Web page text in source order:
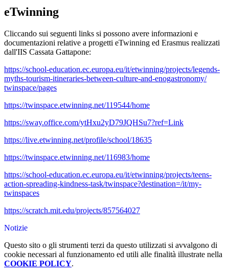
eTwinning
Cliccando sui seguenti links si possono avere informazioni e
documentazioni relative a progetti eTwinning ed Erasmus realizzati
dall'IIS Cassata Gattapone:
https://school-education.ec.europa.eu/it/etwinning/projects/legends-
myths-tourism-itineraries-between-culture-and-enogastronomy/
twinspace/pages
https://twinspace.etwinning.net/119544/home
https://sway.office.com/ytHxu2yD79JQHSu7?ref=Link
https://live.etwinning.net/profile/school/18635
https://twinspace.etwinning.net/116983/home
https://school-education.ec.europa.eu/it/etwinning/projects/teens-
action-spreading-kindness-task/twinspace?destination=/it/my-
twinspaces
https://scratch.mit.edu/projects/857564027
Notizie
Questo sito o gli strumenti terzi da questo utilizzati si avvalgono di
cookie necessari al funzionamento ed utili alle finalità illustrate nella
COOKIE POLICY.